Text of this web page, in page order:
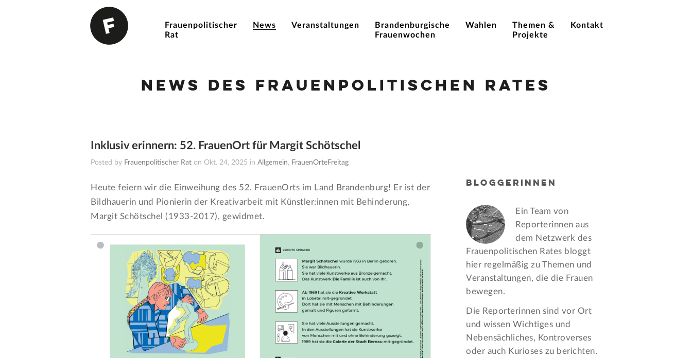
Frauenpolitischer
Rat
News Veranstaltungen
Brandenburgische
Frauenwochen
Wahlen
Themen &
Projekte
Kontakt
News des Frauenpolitischen Rates
Inklusiv erinnern: 52. FrauenOrt für Margit Schötschel
Posted by Frauenpolitischer Rat on Okt. 24, 2025 in Allgemein, FrauenOrteFreitag
Heute feiern wir die Einweihung des 52. FrauenOrts im Land Brandenburg! Er ist der
Bildhauerin und Pionierin der Kreativarbeit mit Künstler:innen mit Behinderung,
Margit Schötschel (1933-2017), gewidmet.
BLOGGERINNEN
Ein Team von
Reporterinnen aus
dem Netzwerk des
Frauen­politischen Rates bloggt
hier regelmäßig zu Themen und
Veran­staltungen, die die Frauen
bewegen.
Die Reporterinnen sind vor Ort
und wissen Wichtiges und
Nebensächliches, Kontroverses
oder auch Kurioses zu berichten.